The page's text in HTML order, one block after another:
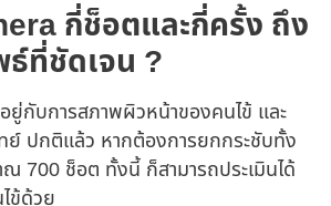
กี่ช็อตและกี่ครั้ง ถึง
ที่ชัดเจน ?
ยู่กับการสภาพผิวหน้าของคนไข้ และ
ย์ ปกติแล้ว หากต้องการยกกระชับทั้ง
ณ 700 ช็อต ทั้งนี้ ก็สามารถประเมินได้
ข้ด้วย